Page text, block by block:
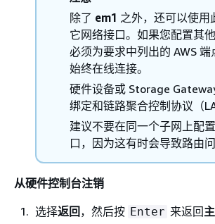
除了 em1 之外，还可以使用
它网络接口。如果您配置其
必须为要求中列出的 AWS
始终在线连接。
硬件设备或 Storage
绑定和链路聚合控制协议（
建议不要在同一个子网上配
口，因为这有时会导致路由问
从硬件控制台注销
选择返回 ，然后按 Enter 来返回